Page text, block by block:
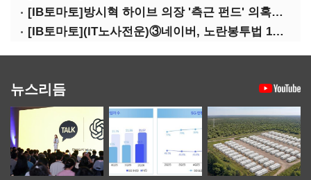
[IB토마토]방시혁 하이브 의장 '측근 펀드' 의혹…실상은 해외 투자 무산
[IB토마토](IT노사전운)③네이버, 노란봉투법 1호 되나…관건은 '진짜 주인'
뉴스리듬